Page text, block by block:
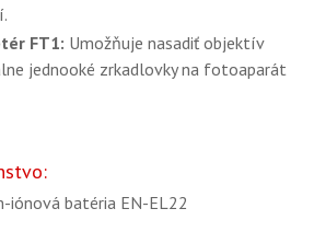
FT1: Umožňuje nasadiť objektív
jednooké zrkadlovky na fotoaparát
batéria EN-EL22